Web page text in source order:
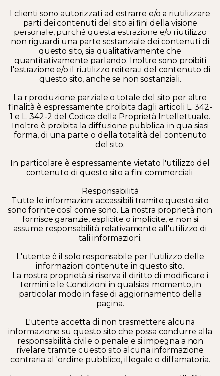
I clienti sono autorizzati ad estrarre e/o a riutilizzare
parti dei contenuti del sito ai fini della visione
personale, purché questa estrazione e/o riutilizzo
non riguardi una parte sostanziale dei contenuti di
questo sito, sia qualitativamente che
quantitativamente parlando. Inoltre sono proibiti
l'estrazione e/o il riutilizzo reiterati del contenuto di
questo sito, anche se non sostanziali.
La riproduzione parziale o totale del sito per altre
finalità è espressamente proibita dagli articoli L. 342-
1 e L. 342-2 del Codice della Proprietà Intellettuale.
Inoltre è proibita la diffusione pubblica, in qualsiasi
forma, di una parte o della totalità del contenuto
del sito.
In particolare è espressamente vietato l'utilizzo del
contenuto di questo sito a fini commerciali.
Responsabilità
Tutte le informazioni accessibili tramite questo sito
sono fornite così come sono. La nostra proprietà non
fornisce garanzie, esplicite o implicite, e non si
assume responsabilità relativamente all'utilizzo di
tali informazioni.
L'utente è il solo responsabile per l'utilizzo delle
informazioni contenute in questo sito.
La nostra proprietà si riserva il diritto di modificare i
Termini e le Condizioni in qualsiasi momento, in
particolar modo in fase di aggiornamento della
pagina.
L'utente accetta di non trasmettere alcuna
informazione su questo sito che possa condurre alla
responsabilità civile o penale e si impegna a non
rivelare tramite questo sito alcuna informazione
contraria all'ordine pubblico, illegale o diffamatoria.